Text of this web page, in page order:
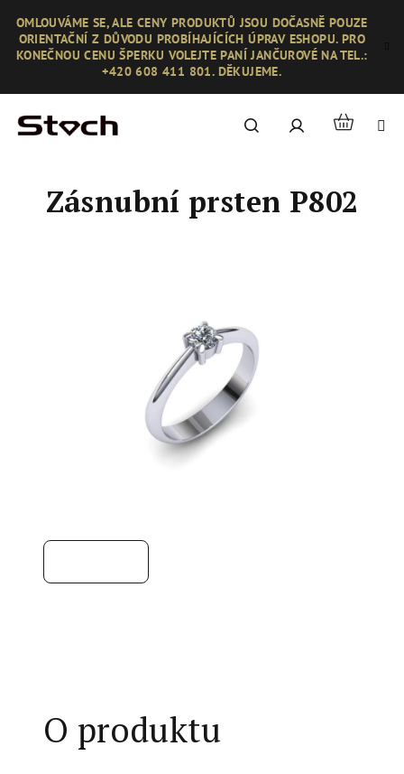
obsah
OMLOUVÁME SE, ALE CENY PRODUKTŮ JSOU DOČASNĚ POUZE
ORIENTAČNÍ Z DŮVODU PROBÍHAJÍCÍCH ÚPRAV ESHOPU. PRO
KONEČNOU CENU ŠPERKU VOLEJTE PANÍ JANČUROVÉ NA TEL.:
+420 608 411 801. DĚKUJEME.
Hledat PřihlášeníNákupní
Zásnubní prsten P802
O produktu